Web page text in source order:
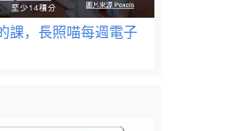
課，長照喵每週電子